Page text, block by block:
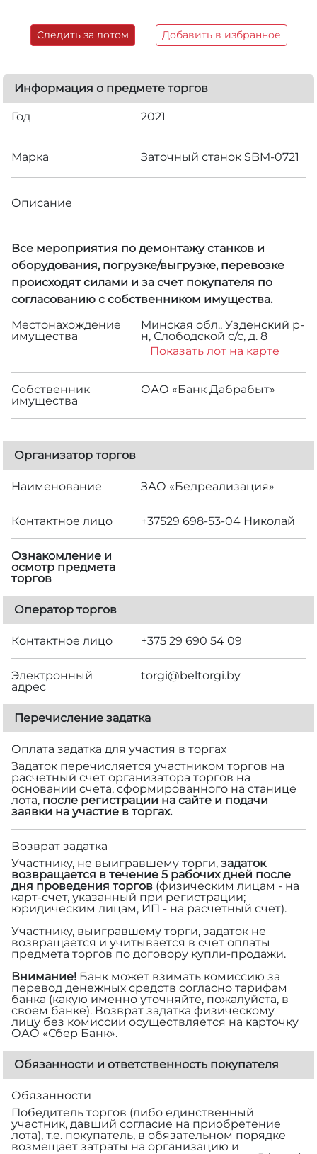
Следить за лотом Добавить в избранное
Информация о предмете торгов
Год 2021
Марка Заточный станок SBM-0721
Описание
Все мероприятия по демонтажу станков и
оборудования, погрузке/выгрузке, перевозке
происходят силами и за счет покупателя по
согласованию с собственником имущества.
Местонахождение
имущества
Минская обл., Узденский р-
н, Слободской с/с, д. 8
Показать лот на карте
Собственник
имущества
ОАО «Банк Дабрабыт»
Организатор торгов
Наименование ЗАО «Белреализация»
Контактное лицо +37529 698-53-04 Николай
Ознакомление и
осмотр предмета
торгов
Оператор торгов
Контактное лицо +375 29 690 54 09
Электронный
адрес
torgi@beltorgi.by
Перечисление задатка
Оплата задатка для участия в торгах
Задаток перечисляется участником торгов на
расчетный счет организатора торгов на
основании счета, сформированного на станице
лота, после регистрации на сайте и подачи
заявки на участие в торгах.
Возврат задатка
Участнику, не выигравшему торги, задаток
возвращается в течение 5 рабочих дней после
дня проведения торгов (физическим лицам - на
карт-счет, указанный при регистрации;
юридическим лицам, ИП - на расчетный счет).
Участнику, выигравшему торги, задаток не
возвращается и учитывается в счет оплаты
предмета торгов по договору купли-продажи.
Внимание! Банк может взимать комиссию за
перевод денежных средств согласно тарифам
банка (какую именно уточняйте, пожалуйста, в
своем банке). Возврат задатка физическому
лицу без комиссии осуществляется на карточку
ОАО «Сбер Банк».
Обязанности и ответственность покупателя
Обязанности
Победитель торгов (либо единственный
участник, давший согласие на приобретение
лота), т.е. покупатель, в обязательном порядке
возмещает затраты на организацию и